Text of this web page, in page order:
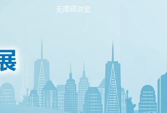
无障碍浏览